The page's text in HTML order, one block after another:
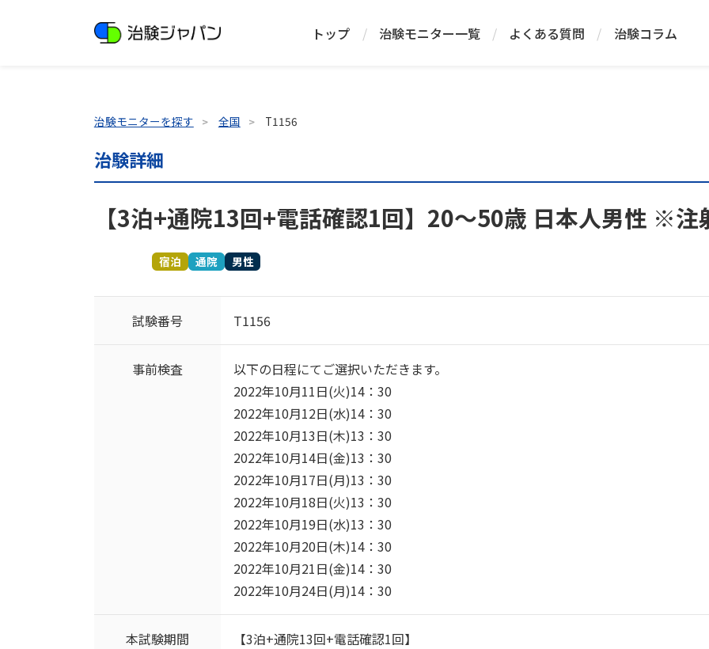
トップ / 治験モニター一覧 / よくある質問 / 治験コラム
治験モニターを探す 全国 T1156
治験詳細
【3泊+通院13回+電話確認1回】20～50歳 日本人男性 ※注
宿泊 通院 男性
試験番号 T1156
事前検査
以下の日程にてご選択いただきます。
2022年10月11日(火)14：30
2022年10月12日(水)14：30
2022年10月13日(木)13：30
2022年10月14日(金)13：30
2022年10月17日(月)13：30
2022年10月18日(火)13：30
2022年10月19日(水)13：30
2022年10月20日(木)14：30
2022年10月21日(金)14：30
2022年10月24日(月)14：30
本試験期間
【3泊+通院13回+電話確認1回】